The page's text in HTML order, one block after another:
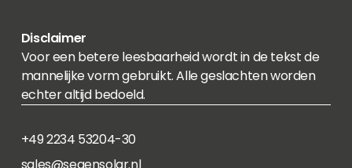
Disclaimer
Voor een betere leesbaarheid wordt in de tekst de
mannelijke vorm gebruikt. Alle geslachten worden
echter altijd bedoeld.
+49 2234 53204-30